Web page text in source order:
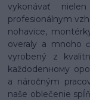
vykonávať
profesionálnym
nohavice,
overaly a mnoho
vyrobený z
každodenному
a náročným
naše oblečenie